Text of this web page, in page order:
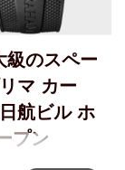
級のスペー
マ カー
航ビル ホ
プン